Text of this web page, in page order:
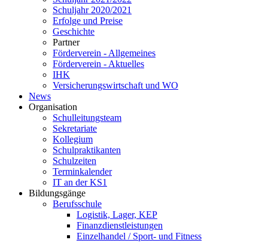
Schuljahr 2020/2021
Erfolge und Preise
Geschichte
Partner
Förderverein - Allgemeines
Förderverein - Aktuelles
IHK
Versicherungswirtschaft und WO
News
Organisation
Schulleitungsteam
Sekretariate
Kollegium
Schulpraktikanten
Schulzeiten
Terminkalender
IT an der KS1
Bildungsgänge
Berufsschule
Logistik, Lager, KEP
Finanzdienstleistungen
Einzelhandel / Sport- und Fitness